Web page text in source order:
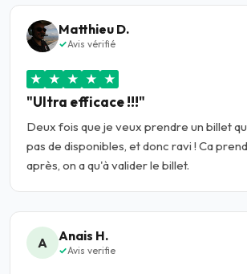
★ ★ ★ ★ ★
"Ultra efficace !!!"
Deux fois que je veux prendre un billet
pas de disponibles, et donc ravi ! Ca
après, on a qu'à valider le billet.
Matthieu D.
Avis vérifié
A Anais H.
Avis verifie